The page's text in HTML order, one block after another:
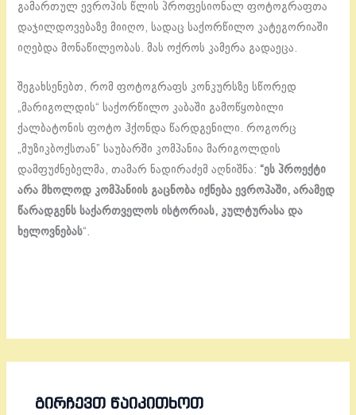
გამართულ ევროპის წლის პროფესიონალ ფოტოგრაფთა
დაჯილდოვებაზე მიიღო, სადაც საქორწილო კატეგორიაში
იღებდა მონაწილეობას. მას ოქროს კამერა გადაეცა.
შეგახსენებთ, რომ ფოტოგრაფს კონკურსზე სწორედ
„მარიგოლდის“ საქორწილო კაბაში გამოწყობილი
ქალბატონის ფოტო ჰქონდა წარდგენილი. როგორც
„მუზიკბოქსთან” საუბარში კომპანია მარიგოლდის
დამფუძნებელმა, თამარ ნადირაძემ აღნიშნა:“ეს პროექტი
არა მხოლოდ კომპანიის გაცნობა იქნება ევროპაში, არამედ
წარადგენს საქართველოს ისტორიას, კულტურასა და
ხელოვნებას“.
ᲒᲘᲠᲩᲔᲕᲗ ᲬᲐᲘᲙᲘᲗᲮᲝᲗ